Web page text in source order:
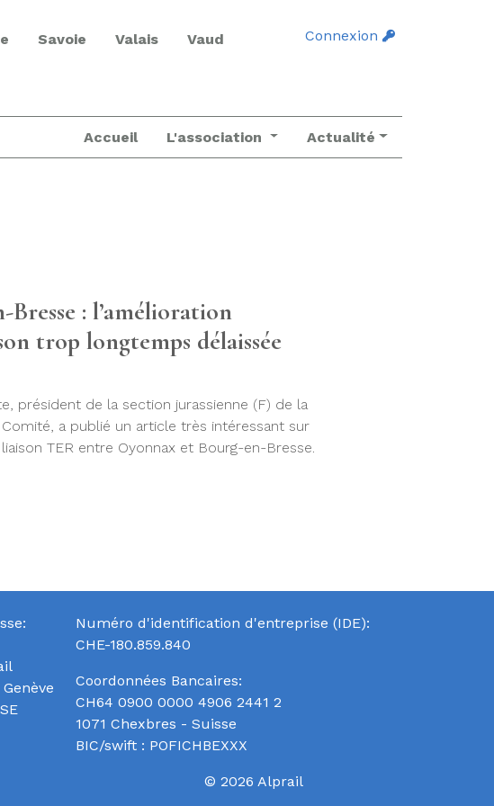
Savoie Valais Vaud Connexion
Accueil L'association Actualité
: l’amélioration
trop longtemps délaissée
président de la section jurassienne (F) de la
a publié un article très intéressant sur
TER entre Oyonnax et Bourg-en-Bresse.
Numéro d'identification d'entreprise (IDE):
CHE-180.859.840
Coordonnées Bancaires:
CH64 0900 0000 4906 2441 2
1071 Chexbres - Suisse
BIC/swift : POFICHBEXXX
© 2026 Alprail